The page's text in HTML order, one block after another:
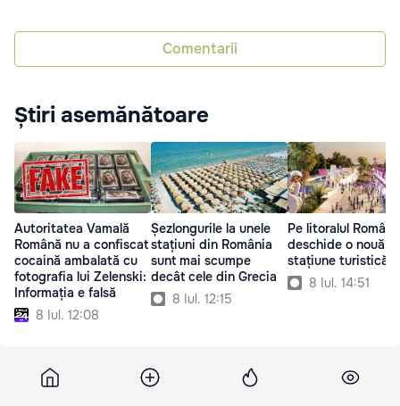
Comentarii
Știri asemănătoare
Autoritatea Vamală
Română nu a confiscat
cocaină ambalată cu
fotografia lui Zelenski:
Informația e falsă
8 Iul. 12:08
Șezlongurile la unele
stațiuni din România
sunt mai scumpe
decât cele din Grecia
8 Iul. 12:15
Pe litoralul
deschide o nouă
stațiune turistică
8 Iul. 14:51